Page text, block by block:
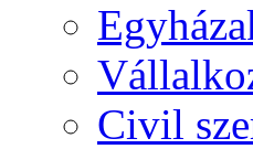
Civil